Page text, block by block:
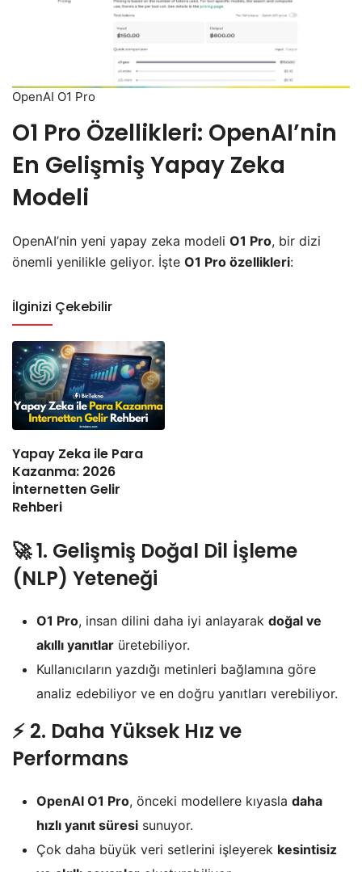
OpenAI O1 Pro
O1 Pro Özellikleri: OpenAI’nin
En Gelişmiş Yapay Zeka
Modeli
OpenAI’nin yeni yapay zeka modeli O1 Pro, bir dizi
önemli yenilikle geliyor. İşte O1 Pro özellikleri:
İlginizi Çekebilir
Yapay Zeka ile Para
Kazanma: 2026
İnternetten Gelir
Rehberi
🚀1. Gelişmiş Doğal Dil İşleme
(NLP) Yeteneği
O1 Pro, insan dilini daha iyi anlayarak doğal ve
akıllı yanıtlar üretebiliyor.
Kullanıcıların yazdığı metinleri bağlamına göre
analiz edebiliyor ve en doğru yanıtları verebiliyor.
⚡ 2. Daha Yüksek Hız ve
Performans
OpenAI O1 Pro, önceki modellere kıyasla daha
hızlı yanıt süresi sunuyor.
Çok daha büyük veri setlerini işleyerek kesintisiz